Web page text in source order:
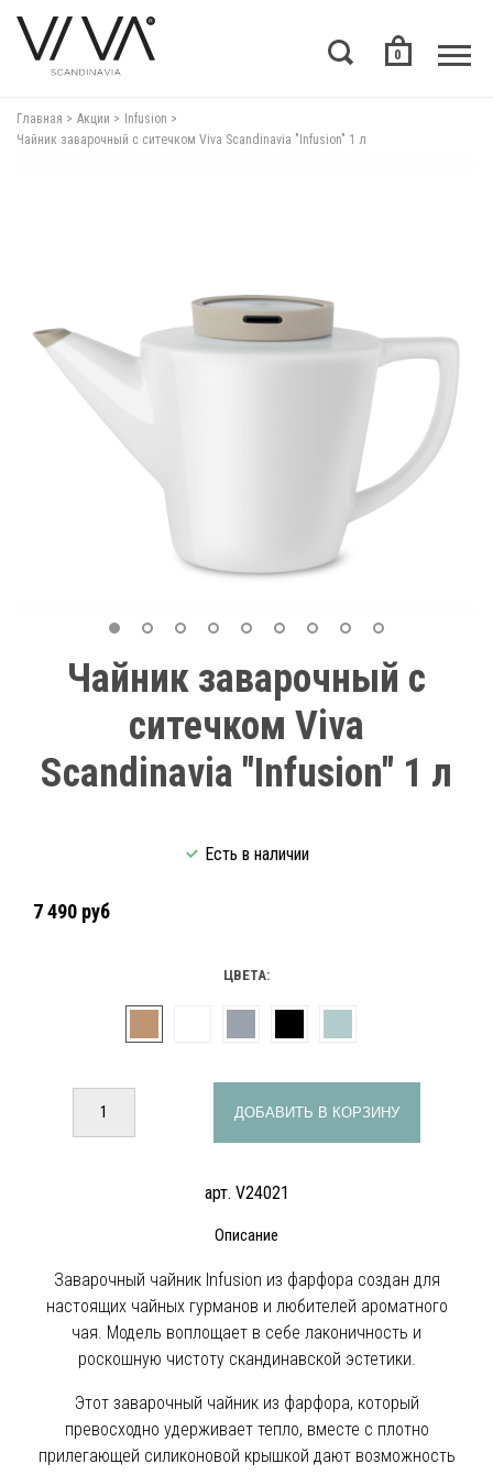
0
Главная Акции
Infusion
Чайник заварочный с ситечком Viva Scandinavia "Infusion" 1 л
Чайник заварочный с
ситечком Viva
Scandinavia "Infusion" 1 л
Есть в наличии
7 490 руб
ЦВЕТА:
ДОБАВИТЬ В КОРЗИНУ
арт. V24021
Описание
Заварочный чайник Infusion из фарфора создан для
настоящих чайных гурманов и любителей ароматного
чая. Модель воплощает в себе лаконичность и
роскошную чистоту скандинавской эстетики.
Этот заварочный чайник из фарфора, который
превосходно удерживает тепло, вместе с плотно
прилегающей силиконовой крышкой дают возможность